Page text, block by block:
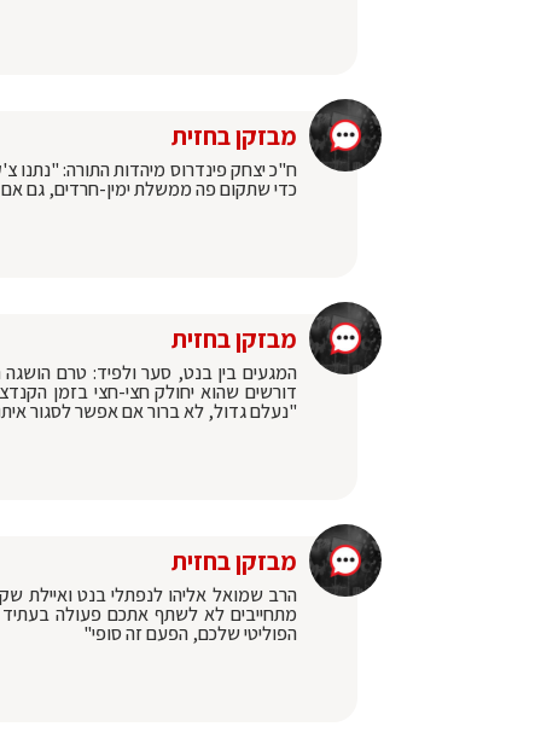
מבזקן בחזית
ח"כ יצחק פינדרוס מיהדות התורה:
כדי שתקום פה ממשלת ימין-חרדים, גם
מבזקן בחזית
המגעים בין בנט, סער ולפיד: טרם
דורשים שהוא יחולק חצי-חצי בזמן
"נעלם גדול, לא ברור אם אפשר לסגור
מבזקן בחזית
הרב שמואל אליהו לנפתלי בנט ואיילת
מתחייבים לא לשתף אתכם פעולה
הפוליטי שלכם, הפעם זה סופי"